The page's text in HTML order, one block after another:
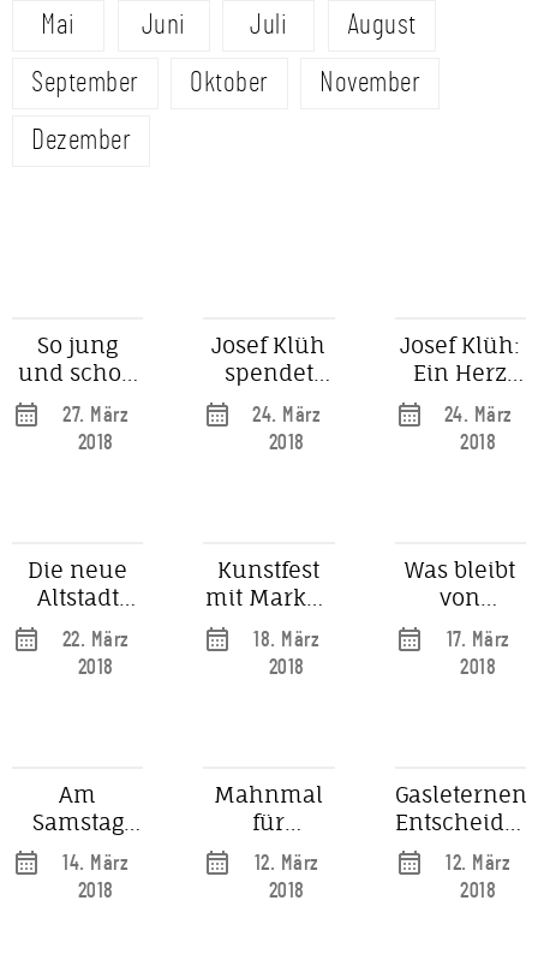
Mai
Juni Juli
August
September
Oktober
November
Dezember
So jung
und schon
im
Heimatverein
27. März
2018
Josef Klüh
spendet
25.000
Euro
24. März
2018
Josef Klüh:
Ein Herz
für soziale,
lokale
Projekte
24. März
2018
Die neue
Altstadt
lässt auf
sich warten
22. März
2018
Kunstfest
mit Markus
Lüpertz
und
Susanne
18. März
2018
Was bleibt
von
Düsseldorf
im Kopf der
Besucher?
17. März
2018
Am
Samstag
geht's dem
Dreck an
den Kragen
14. März
2018
Mahnmal
für
verfolgte
Homosexuelle
am Rhein?
12. März
2018
Gasleternen:
schon
wieder
verschoben
12. März
2018